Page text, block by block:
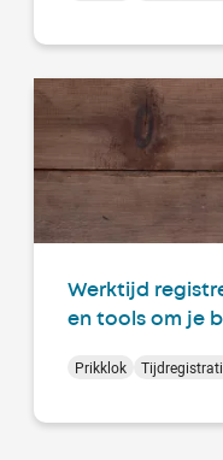
Werktijd
en tools om je
Prikklok